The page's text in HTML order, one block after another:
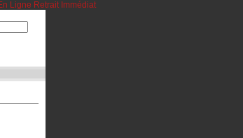
Ligne Retrait Immédiat